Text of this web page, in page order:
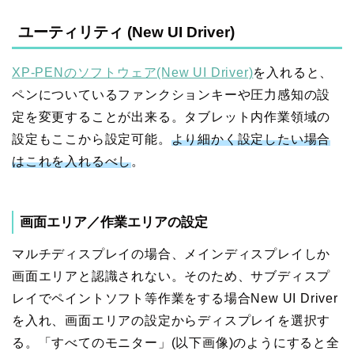
ユーティリティ (New UI Driver)
XP-PENのソフトウェア(New UI Driver)を入れると、
ペンについているファンクションキーや圧力感知の設
定を変更することが出来る。タブレット内作業領域の
設定もここから設定可能。 より細かく設定したい場合
はこれを入れるべし。
画面エリア／作業エリアの設定
マルチディスプレイの場合、メインディスプレイしか
画面エリアと認識されない。そのため、サブディスプ
レイでペイントソフト等作業をする場合New UI Driver
を入れ、画面エリアの設定からディスプレイを選択す
る。「すべてのモニター」(以下画像)のようにすると全